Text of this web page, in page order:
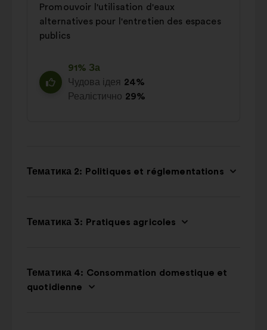
Promouvoir l'utilisation d'eaux
alternatives pour l'entretien des espaces
publics
91% За
Чудова ідея 24%
Реалістично 29%
Тематика 2: Politiques et réglementations
Тематика 3: Pratiques agricoles
Тематика 4: Consommation domestique et
quotidienne